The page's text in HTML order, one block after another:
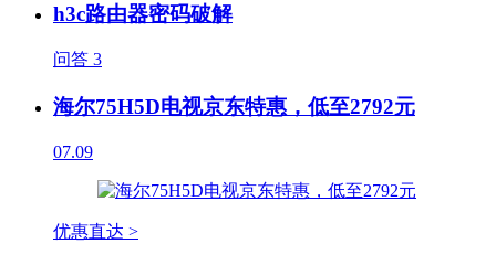
h3c路由器密码破解
问答 3
海尔75H5D电视京东特惠，低至2792元
07.09
优惠直达 >